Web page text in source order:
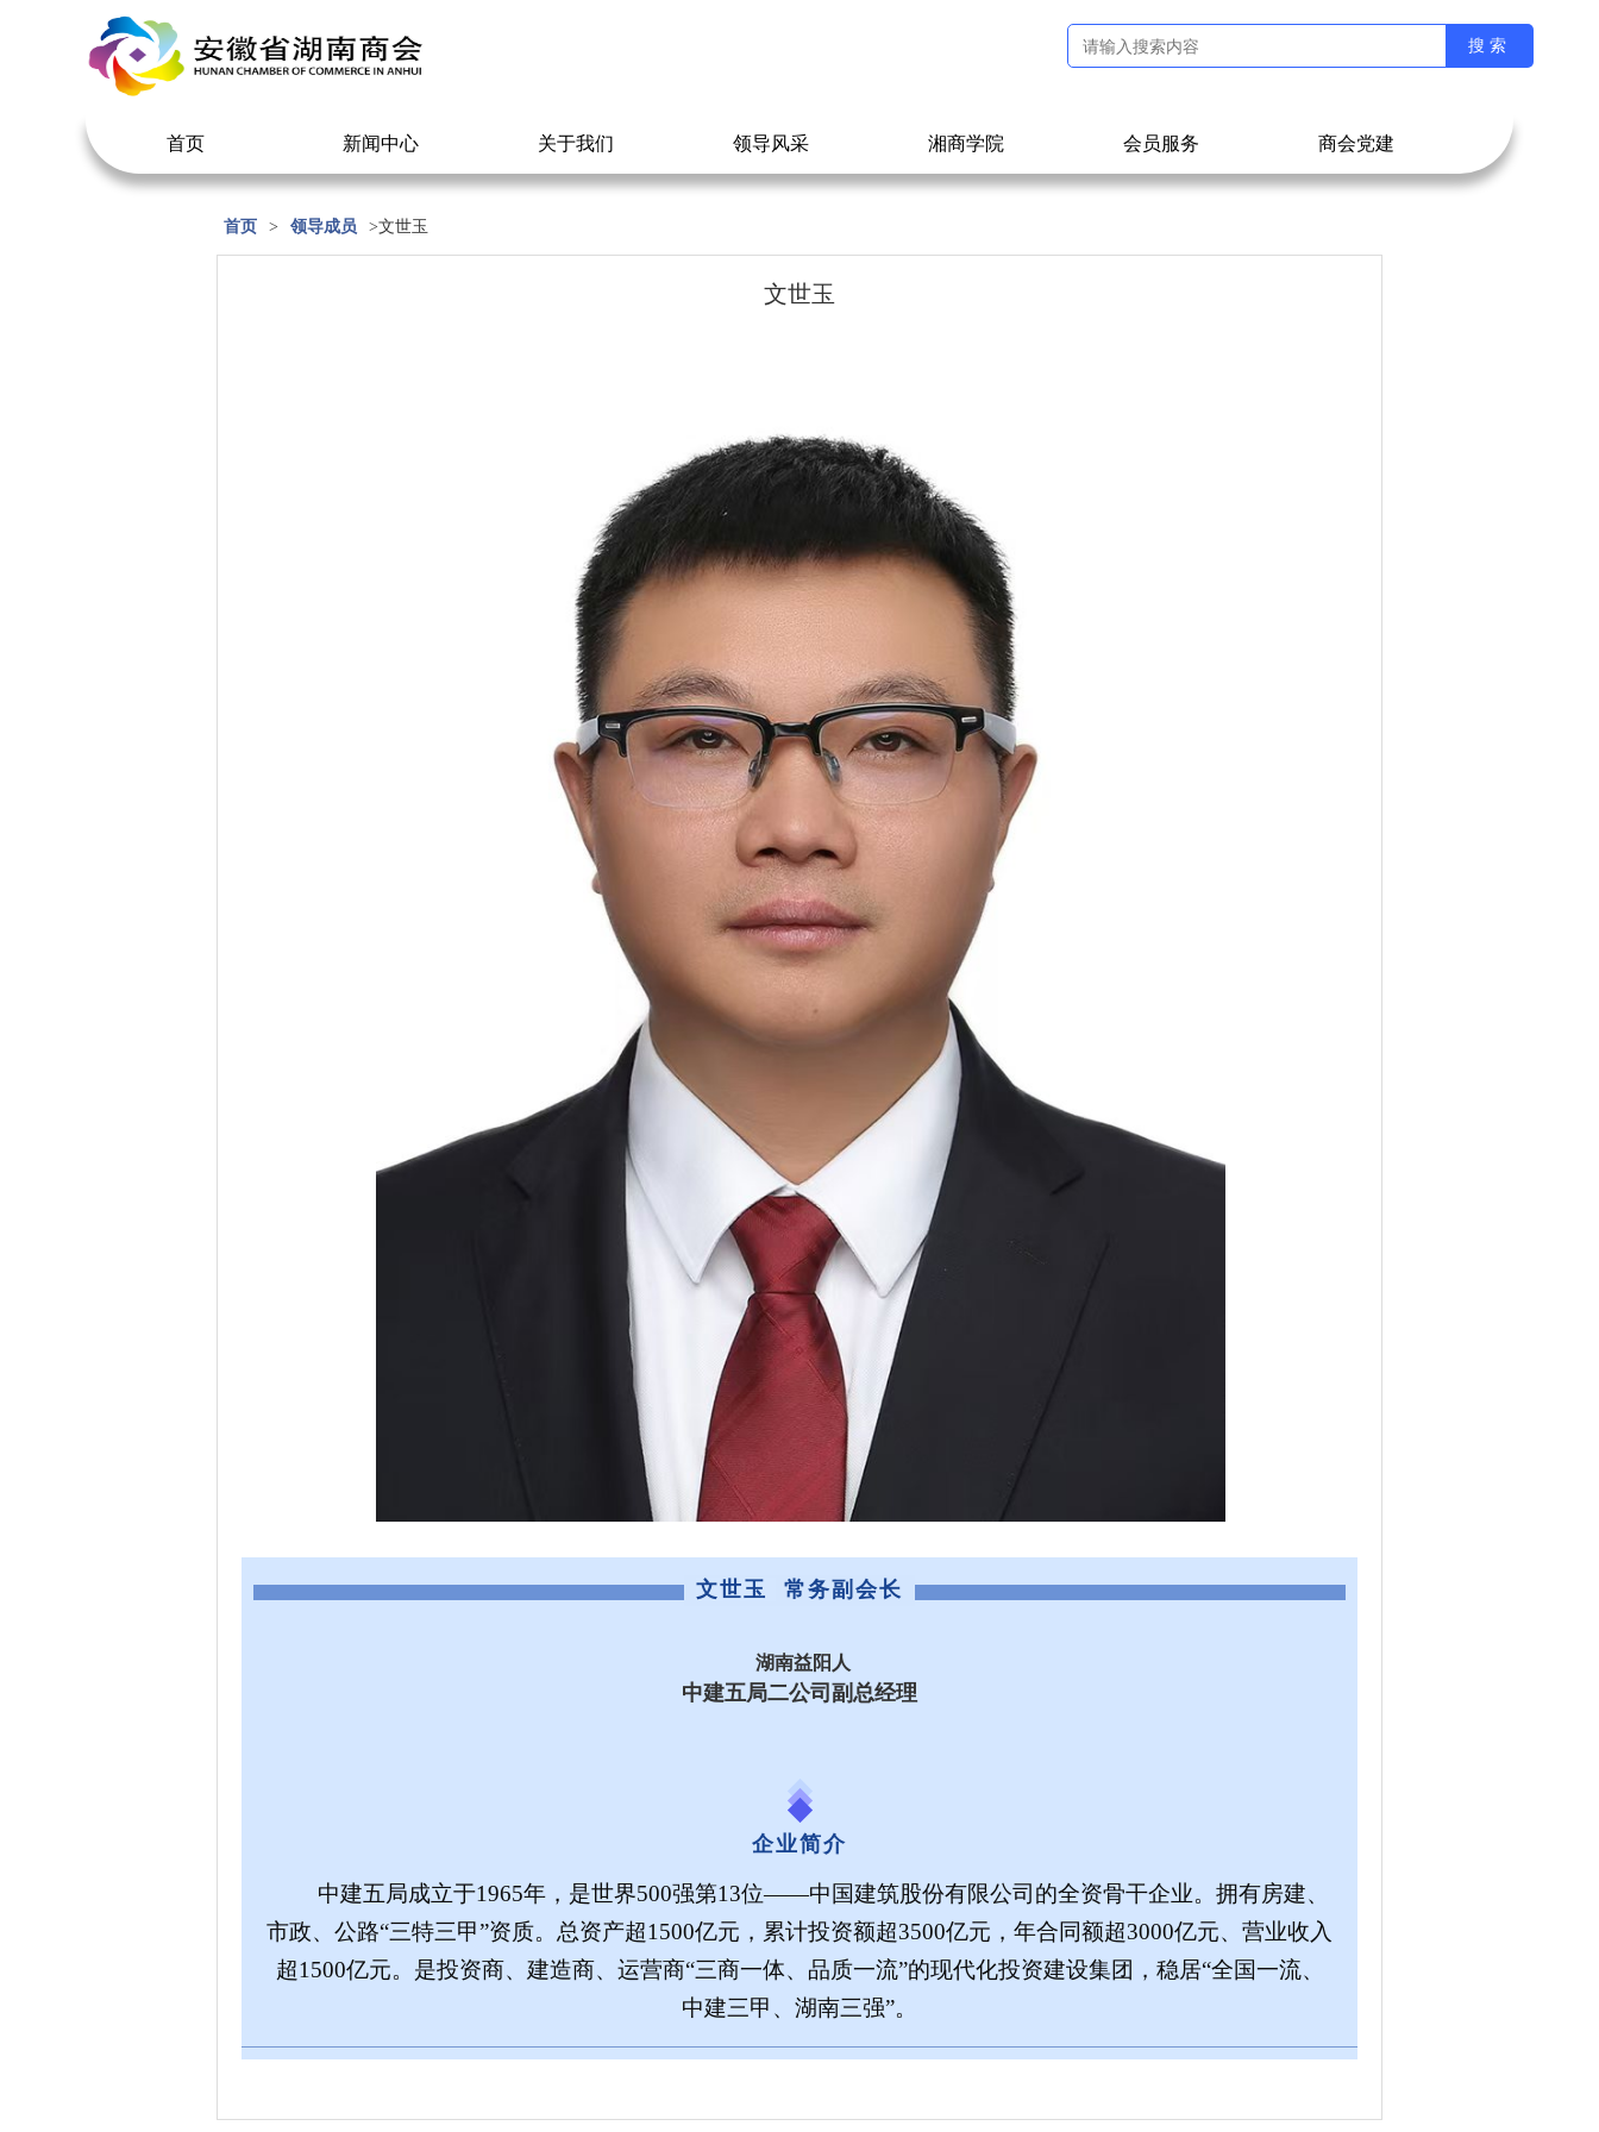
首页 新闻中心 关于我们 领导风采 湘商学院 会员服务 商会党建
首页 > 领导成员 >文世玉
文世玉
文世玉 常务副会长
湖南益阳人
中建五局二公司副总经理
企业简介
中建五局成立于1965年，是世界500强第13位——中国建筑股份有限公司的全资骨干企业。拥有房建、
市政、公路“三特三甲”资质。总资产超1500亿元，累计投资额超3500亿元，年合同额超3000亿元、营业收入
超1500亿元。是投资商、建造商、运营商“三商一体、品质一流”的现代化投资建设集团，稳居“全国一流、
中建三甲、湖南三强”。